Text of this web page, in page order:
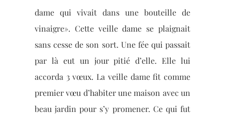
dame qui vivait dans une bouteille de
vinaigre». Cette veille dame se plaignait
sans cesse de son sort. Une fée qui passait
par là eut un jour pitié d’elle. Elle lui
accorda 3 vœux. La veille dame fit comme
premier vœu d’habiter une maison avec un
beau jardin pour s’y promener. Ce qui fut